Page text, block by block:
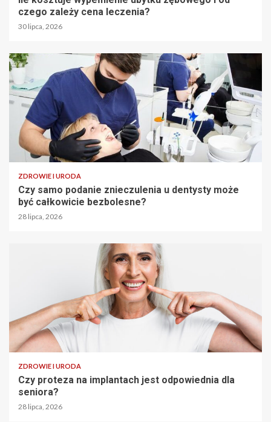
czego zależy cena leczenia?
30 lipca, 2026
ZDROWIE I URODA
Czy samo podanie znieczulenia u dentysty może
być całkowicie bezbolesne?
28 lipca, 2026
ZDROWIE I URODA
Czy proteza na implantach jest odpowiednia dla
seniora?
28 lipca, 2026